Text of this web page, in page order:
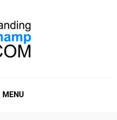
MENU